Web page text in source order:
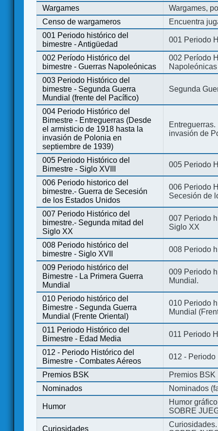
Wargames
Wargames,
Censo de wargameros
Encuentra
001 Periodo histórico del
bimestre - Antigüedad
001 Periodo
002 Período Histórico del
bimestre - Guerras Napoleónicas
002 Período
Napoleónicas
003 Periodo Histórico del
bimestre - Segunda Guerra
Mundial (frente del Pacífico)
Segunda
004 Periodo Histórico del
Bimestre - Entreguerras (Desde
el armisticio de 1918 hasta la
invasión de Polonia en
septiembre de 1939)
invasión de
005 Periodo Histórico del
Bimestre - Siglo XVIII
005 Periodo
006 Periodo historico del
bimestre.- Guerra de Secesión
de los Estados Unidos
006 Periodo
Secesión de
007 Periodo Histórico del
bimestre.- Segunda mitad del
Siglo XX
007 Periodo
Siglo XX
008 Periodo histórico del
bimestre - Siglo XVII
008 Periodo
009 Periodo histórico del
Bimestre - La Primera Guerra
Mundial
009 Periodo
Mundial.
010 Periodo histórico del
Bimestre - Segunda Guerra
Mundial (Frente Oriental)
010 Periodo
Mundial
011 Periodo Histórico del
Bimestre - Edad Media
011 Periodo
012 - Periodo Histórico del
Bimestre - Combates Aéreos
012 - Periodo
Premios BSK
Premios BSK
Nominados
Nominados
Humor
Humor
SOBRE
Curiosidades